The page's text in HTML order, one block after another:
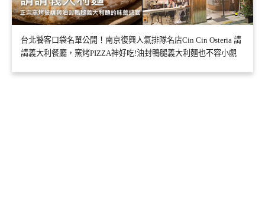
台北饕客口袋名單公開！南京復興人氣排隊名店Cin Cin Osteria 請
請義大利餐廳，窯烤PIZZA神好吃!油封鴨腿義大利麵也不容小覷